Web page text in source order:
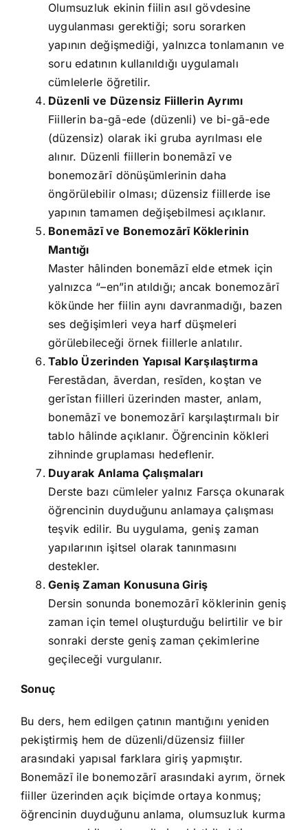
Olumsuzluk ekinin fiilin asıl gövdesine
uygulanması gerektiği; soru sorarken
yapının değişmediği, yalnızca tonlamanın ve
soru edatının kullanıldığı uygulamalı
cümlelerle öğretilir.
Düzenli ve Düzensiz Fiillerin Ayrımı
Fiillerin ba-gā-ede (düzenli) ve bi-gā-ede
(düzensiz) olarak iki gruba ayrılması ele
alınır. Düzenli fiillerin bonemāzī ve
bonemozārī dönüşümlerinin daha
öngörülebilir olması; düzensiz fiillerde ise
yapının tamamen değişebilmesi açıklanır.
Bonemāzī ve Bonemozārī Köklerinin
Mantığı
Master hâlinden bonemāzī elde etmek için
yalnızca “–en”in atıldığı; ancak bonemozārī
kökünde her fiilin aynı davranmadığı, bazen
ses değişimleri veya harf düşmeleri
görülebileceği örnek fiillerle anlatılır.
Tablo Üzerinden Yapısal Karşılaştırma
Ferestādan, āverdan, resīden, koştan ve
gerīstan fiilleri üzerinden master, anlam,
bonemāzī ve bonemozārī karşılaştırmalı bir
tablo hâlinde açıklanır. Öğrencinin kökleri
zihninde gruplaması hedeflenir.
Duyarak Anlama Çalışmaları
Derste bazı cümleler yalnız Farsça okunarak
öğrencinin duyduğunu anlamaya çalışması
teşvik edilir. Bu uygulama, geniş zaman
yapılarının işitsel olarak tanınmasını
destekler.
Geniş Zaman Konusuna Giriş
Dersin sonunda bonemozārī köklerinin geniş
zaman için temel oluşturduğu belirtilir ve bir
sonraki derste geniş zaman çekimlerine
geçileceği vurgulanır.
Sonuç
Bu ders, hem edilgen çatının mantığını yeniden
pekiştirmiş hem de düzenli/düzensiz fiiller
arasındaki yapısal farklara giriş yapmıştır.
Bonemāzī ile bonemozārī arasındaki ayrım, örnek
fiiller üzerinden açık biçimde ortaya konmuş;
öğrencinin duyduğunu anlama, olumsuzluk kurma